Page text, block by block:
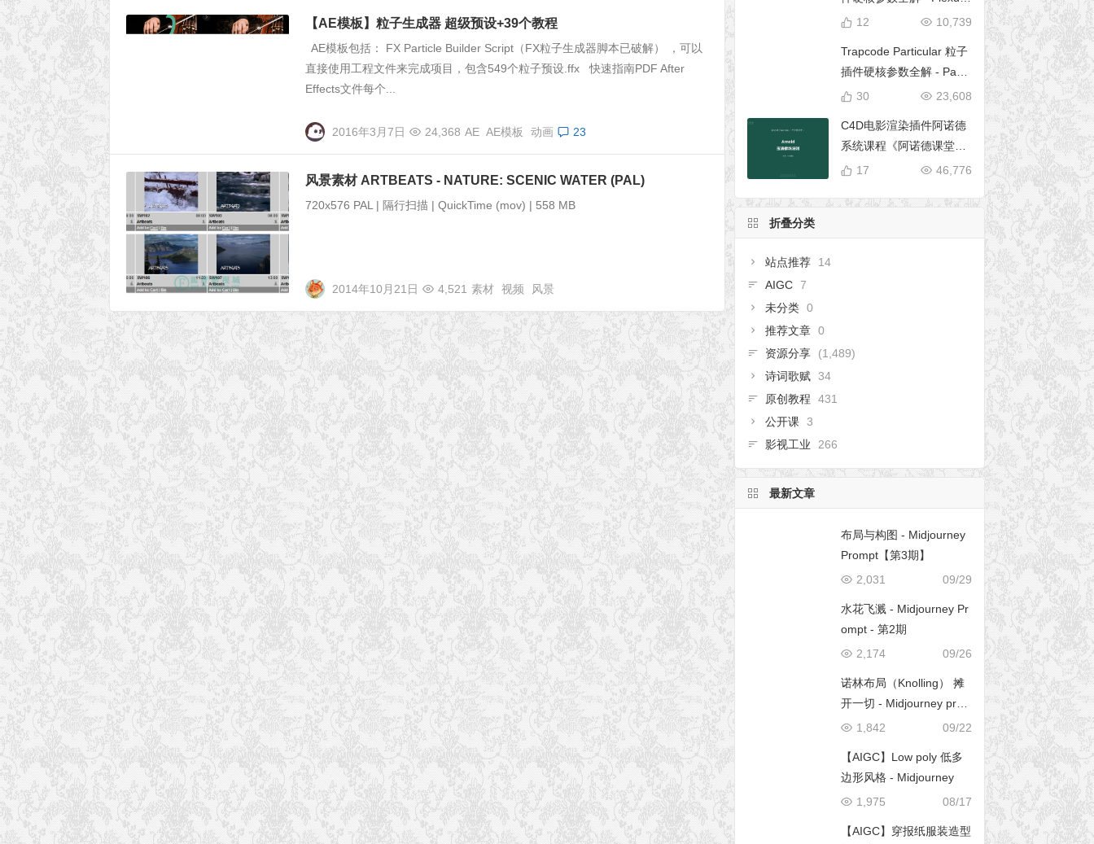
【AE模板】粒子生成器 超级预设+39个教程
AE模板包括： FX Particle Builder Script（FX粒子生成器脚本已破解） ，可以
直接使用工程文件来完成项目，包含549个粒子预设.ffx 快速指南PDF After
Effects文件每个...
2016年3月7日 24,368 AE AE模板 动画 23
风景素材 ARTBEATS - NATURE: SCENIC WATER (PAL)
720x576 PAL | 隔行扫描 | QuickTime (mov) | 558 MB
2014年10月21日 4,521 素材 视频 风景
完全使用手册
10,739
12
Trapcode Particular 粒子
插件硬核参数全解 - Parti
cular 5 完全使用手册23,608
30
C4D电影渲染插件阿诺德
系统课程《阿诺德课堂之
玉清境》
46,776
17
折叠分类
站点推荐
14
AIGC 7
未分类 0
推荐文章 0
资源分享
(1,489)
诗词歌赋 34
原创教程
431
公开课 3
影视工业
266
最新文章
布局与构图 - Midjourney
Prompt【第3期】
09/29
2,031
水花飞溅 - Midjourney Pr
ompt - 第2期
09/26
2,174
诺林布局（Knolling） 摊
开一切 - Midjourney pro
mpt
09/22
1,842
【AIGC】Low poly 低多
边形风格 - Midjourney
08/17
1,975
【AIGC】穿报纸服装造型